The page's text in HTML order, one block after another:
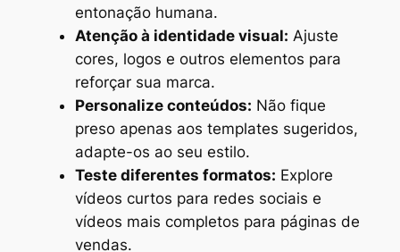
entonação humana.
Atenção à identidade visual: Ajuste
cores, logos e outros elementos para
reforçar sua marca.
Personalize conteúdos: Não fique
preso apenas aos templates sugeridos,
adapte-os ao seu estilo.
Teste diferentes formatos: Explore
vídeos curtos para redes sociais e
vídeos mais completos para páginas de
vendas.